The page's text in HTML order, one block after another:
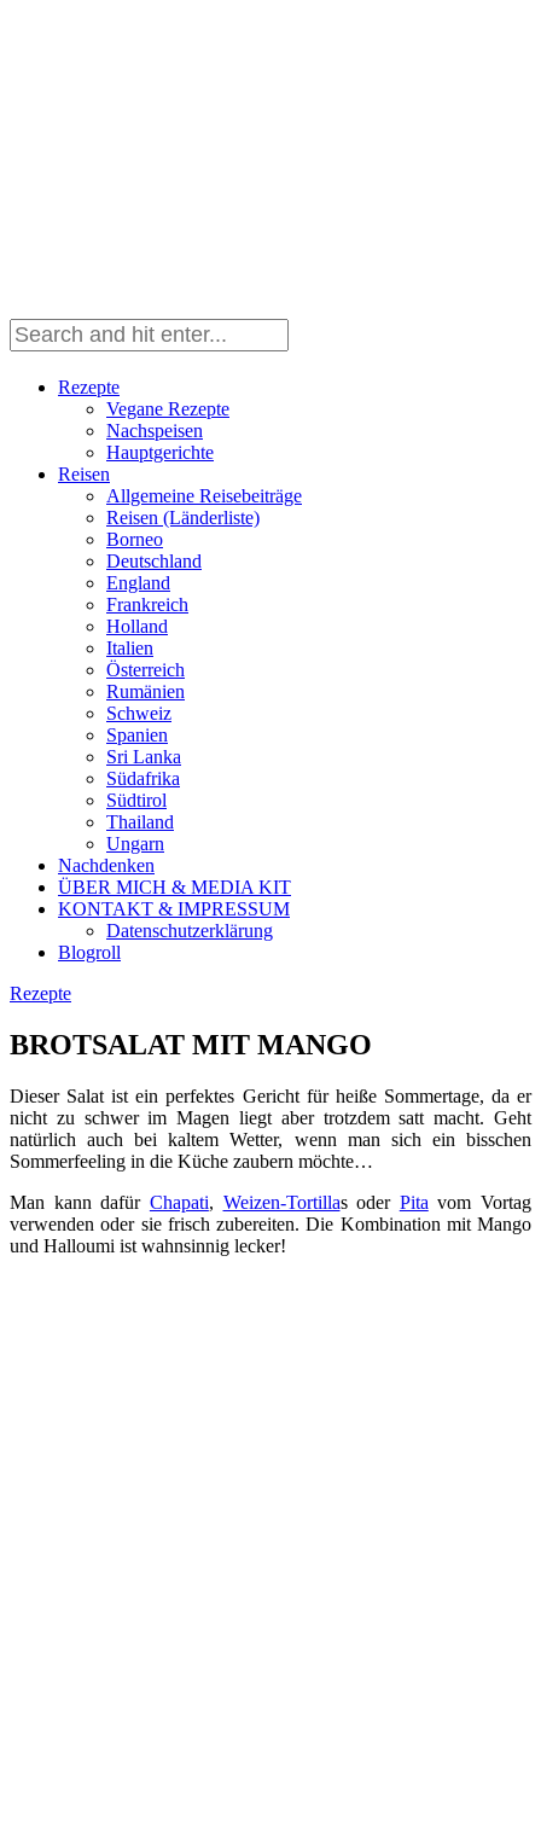
Rezepte
Vegane Rezepte
Nachspeisen
Hauptgerichte
Reisen
Allgemeine Reisebeiträge
Reisen (Länderliste)
Borneo
Deutschland
England
Frankreich
Holland
Italien
Österreich
Rumänien
Schweiz
Spanien
Sri Lanka
Südafrika
Südtirol
Thailand
Ungarn
Nachdenken
ÜBER MICH & MEDIA KIT
KONTAKT & IMPRESSUM
Datenschutzerklärung
Blogroll
Rezepte
BROTSALAT MIT MANGO
Dieser Salat ist ein perfektes Gericht für heiße Sommertage, da er
nicht zu schwer im Magen liegt aber trotzdem satt macht. Geht
natürlich auch bei kaltem Wetter, wenn man sich ein bisschen
Sommerfeeling in die Küche zaubern möchte…
Man kann dafür Chapati, Weizen-Tortillas oder Pita vom Vortag
verwenden oder sie frisch zubereiten. Die Kombination mit Mango
und Halloumi ist wahnsinnig lecker!